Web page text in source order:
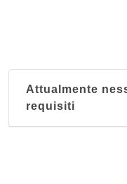
Attualmente
requisiti